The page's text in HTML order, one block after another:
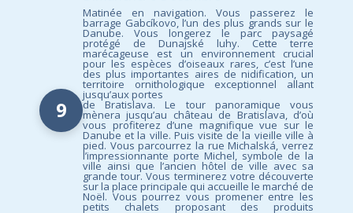
9
Matinée en navigation. Vous passerez le
barrage Gabcíkovo, l’un des plus grands sur le
Danube. Vous longerez le parc paysagé
protégé de Dunajské luhy. Cette terre
marécageuse est un environnement crucial
pour les espèces d’oiseaux rares, c’est l’une
des plus importantes aires de nidification, un
territoire ornithologique exceptionnel allant
jusqu’aux portes
de Bratislava. Le tour panoramique vous
mènera jusqu’au château de Bratislava, d’où
vous profiterez d’une magnifique vue sur le
Danube et la ville. Puis visite de la vieille ville à
pied. Vous parcourrez la rue Michalská, verrez
l’impressionnante porte Michel, symbole de la
ville ainsi que l’ancien hôtel de ville avec sa
grande tour. Vous terminerez votre découverte
sur la place principale qui accueille le marché de
Noël. Vous pourrez vous promener entre les
petits chalets proposant des produits